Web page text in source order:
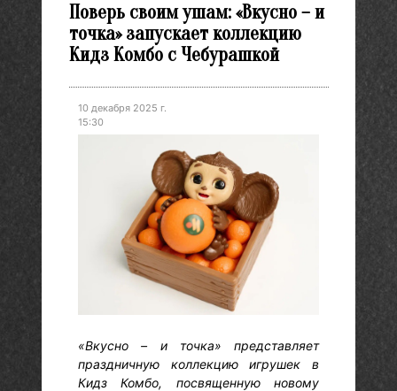
Поверь своим ушам: «Вкусно – и
точка» запускает коллекцию
Кидз Комбо с Чебурашкой
10 декабря 2025 г.
15:30
«Вкусно – и точка» представляет
праздничную коллекцию игрушек в
Кидз Комбо, посвященную новому